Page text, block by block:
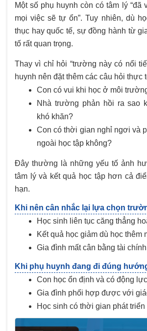
Một số phụ huynh còn có tâm lý “đã
mọi việc sẽ tự ổn”. Tuy nhiên, dù
thục hay quốc tế, sự đồng hành từ
tố rất quan trọng.
Thay vì chỉ hỏi “trường này có nổi
huynh nên đặt thêm các câu hỏi thực
Con có vui khi học ở môi
Nhà trường phản hồi ra sao
khó khăn?
Con có thời gian nghỉ ngơi và
ngoài học tập không?
Đây thường là những yếu tố ảnh
tâm lý và kết quả học tập hơn cả
hạn.
Khi nên cân nhắc lại lựa chọn
Học sinh liên tục căng thẳng
Kết quả học giảm dù học thêm
Gia đình mất cân bằng tài
Khi phụ huynh đang đi đúng
Con học ổn định và có động
Gia đình phối hợp được với
Học sinh có thời gian phát triển